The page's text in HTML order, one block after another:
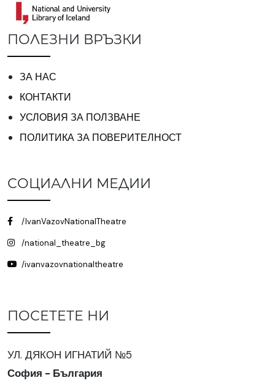
ПОЛЕЗНИ ВРЪЗКИ
ЗА НАС
КОНТАКТИ
УСЛОВИЯ ЗА ПОЛЗВАНЕ
ПОЛИТИКА ЗА ПОВЕРИТЕЛНОСТ
СОЦИАЛНИ МЕДИИ
/IvanVazovNationalTheatre
/national_theatre_bg
/ivanvazovnationaltheatre
ПОСЕТЕТЕ НИ
УЛ. ДЯКОН ИГНАТИЙ №5
София - България